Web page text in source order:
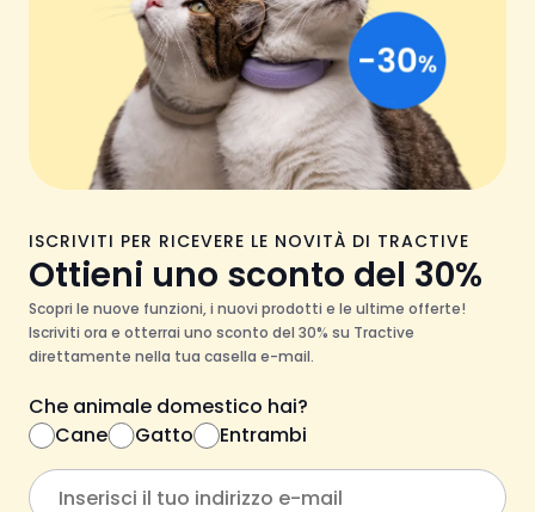
ISCRIVITI PER RICEVERE LE NOVITÀ DI TRACTIVE
Ottieni uno sconto del 30%
Scopri le nuove funzioni, i nuovi prodotti e le ultime offerte!
Iscriviti ora e otterrai uno sconto del 30% su Tractive
direttamente nella tua casella e-mail.
Che animale domestico hai?
Cane
Gatto Entrambi